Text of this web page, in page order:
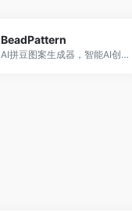
BeadPattern
AI拼豆图案生成器，智能AI创作 + 图片转换